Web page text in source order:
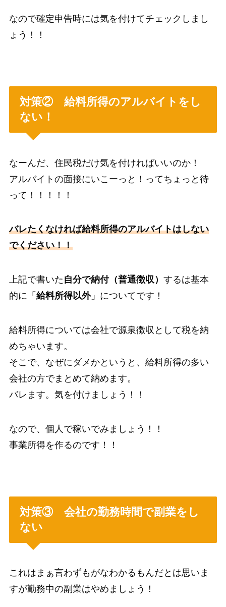
なので確定申告時には気を付けてチェックしまし
ょう！！
対策② 給料所得のアルバイトをし
ない！
なーんだ、住民税だけ気を付ければいいのか！
アルバイトの面接にいこーっと！ってちょっと待
って！！！！！
バレたくなければ給料所得のアルバイトはしない
でください！！
上記で書いた 自分で納付（普通徴収） するは基本
的に「 給料所得以外」についてです！
給料所得については会社で源泉徴収として税を納
めちゃいます。
そこで、なぜにダメかというと、給料所得の多い
会社の方でまとめて納めます。
バレます。気を付けましょう！！
なので、個人で稼いでみましょう！！
事業所得を作るのです！！
対策③ 会社の勤務時間で副業をし
ない
これはまぁ言わずもがなわかるもんだとは思いま
すが勤務中の副業はやめましょう！